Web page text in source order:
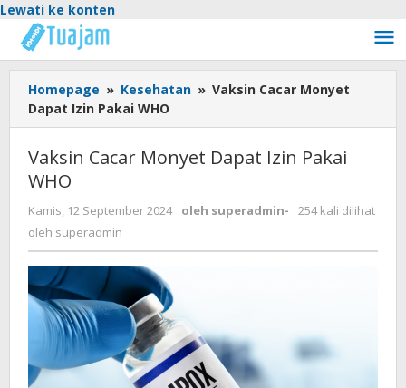
Lewati ke konten
Homepage » Kesehatan » Vaksin Cacar Monyet
Dapat Izin Pakai WHO
Vaksin Cacar Monyet Dapat Izin Pakai
WHO
Kamis, 12 September 2024 oleh superadmin-
254 kali dilihat
oleh superadmin